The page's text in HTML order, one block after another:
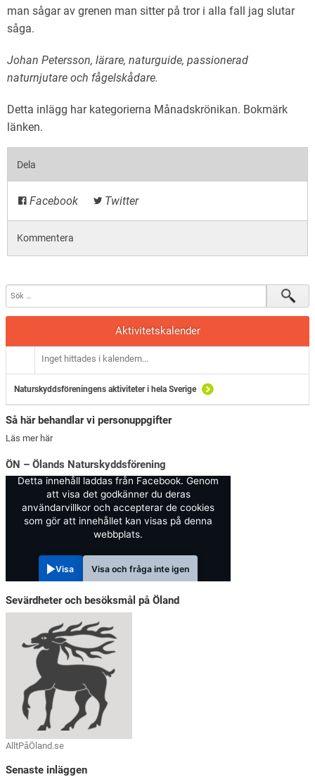
man sågar av grenen man sitter på tror i alla fall jag slutar
såga.
Johan Petersson, lärare, naturguide, passionerad
naturnjutare och fågelskådare.
Detta inlägg har kategorierna Månadskrönikan. Bokmärk
länken.
Dela
Facebook Twitter
Kommentera
Aktivitetskalender
Inget hittades i kalendern...
Naturskyddsföreningens aktiviteter i hela Sverige
Så här behandlar vi personuppgifter
Läs mer här
ÖN – Ölands Naturskyddsförening
Detta innehåll laddas från Facebook. Genom
att visa det godkänner du deras
användarvillkor och accepterar de cookies
som gör att innehållet kan visas på denna
webbplats.
Visa Visa och fråga inte igen
Sevärdheter och besöksmål på Öland
AlltPåÖland.se
Senaste inläggen